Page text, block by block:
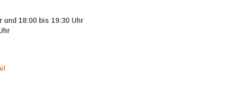
18:00 bis 19:30 Uhr